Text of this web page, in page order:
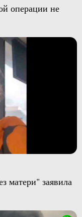
операции не
матери" заявила